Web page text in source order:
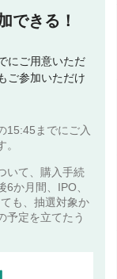
できる！
にご用意いただ
ご参加いただけ
15:45までにご入
いて、購入手続
か月間、IPO、
も、抽選対象か
予定を立てたう